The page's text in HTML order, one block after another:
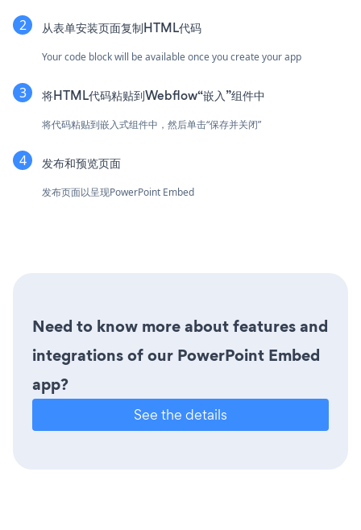
从表单安装页面复制HTML代码
Your code block will be available once you create your app
将HTML代码粘贴到Webflow“嵌入”组件中
将代码粘贴到嵌入式组件中，然后单击“保存并关闭”
发布和预览页面
发布页面以呈现PowerPoint Embed
Need to know more about features and
integrations of our PowerPoint Embed
app?
See the details